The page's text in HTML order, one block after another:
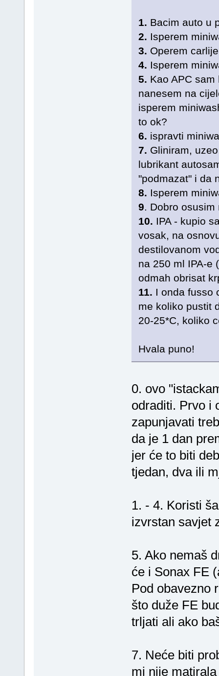
1. Bacim auto u
2. Isperem
3. Operem
4. Isperem
5. Kao APC
nanesem na
isperem
to ok?
6. ispravti
7. Gliniram,
lubrikant
"podmazat" i da
8. Isperem
9 . Dobro
10. IPA - kupio
vosak, na
destilovanom
na 250 ml IPA-e
odmah obrisat
11. I onda fusso
me koliko pustit
20-25*C, koliko
Hvala puno!
0. ovo
odraditi. Prvo i
zapunjavati
da je 1 dan
jer će to biti
tjedan, dva ili
1. - 4. Koristi
izvrstan savjet
5. Ako nemaš
će i Sonax FE
Pod obavezno
što duže FE
trljati ali ako
7. Neće biti
mi nije